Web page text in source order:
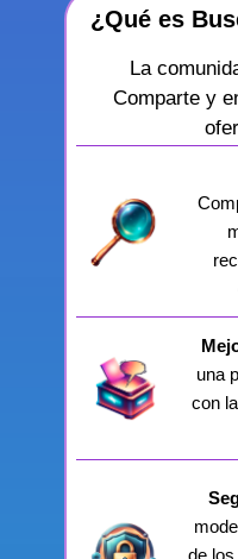
¿Qué es
La
Comparte y
una
con
de